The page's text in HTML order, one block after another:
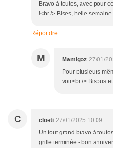
Bravo à toutes, avec pour
!<br /> Bises, belle semaine
Répondre
M Mamigoz 27/01/
Pour plusieurs
voir<br /> Bisous
C cloeti 27/01/2025 10:09
Un tout grand bravo à
grille terminée - bon